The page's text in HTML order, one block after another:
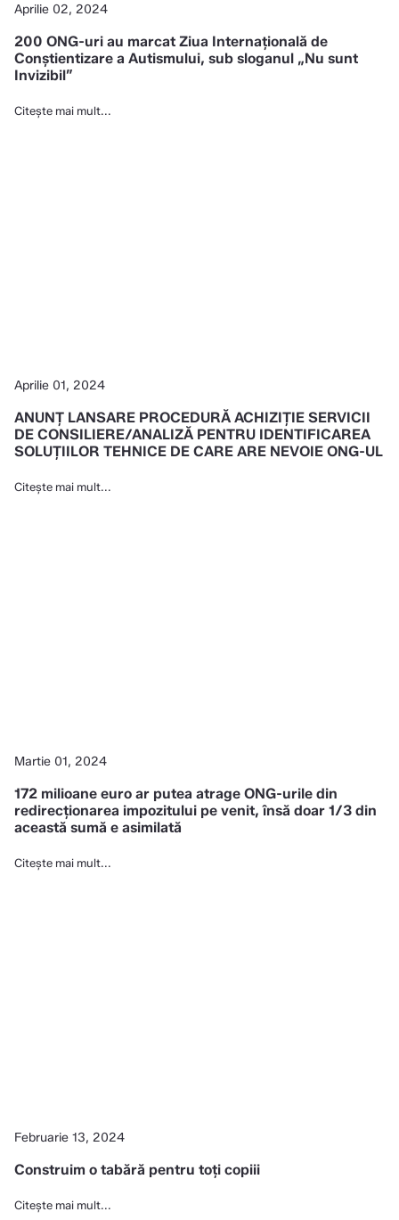
Aprilie 02, 2024
200 ONG-uri au marcat Ziua Internațională de
Conștientizare a Autismului, sub sloganul „Nu sunt
Invizibil”
Citește mai mult...
Aprilie 01, 2024
ANUNȚ LANSARE PROCEDURĂ ACHIZIȚIE SERVICII
DE CONSILIERE/ANALIZĂ PENTRU IDENTIFICAREA
SOLUȚIILOR TEHNICE DE CARE ARE NEVOIE ONG-UL
Citește mai mult...
Martie 01, 2024
172 milioane euro ar putea atrage ONG-urile din
redirecționarea impozitului pe venit, însă doar 1/3 din
această sumă e asimilată
Citește mai mult...
Februarie 13, 2024
Construim o tabără pentru toți copiii
Citește mai mult...